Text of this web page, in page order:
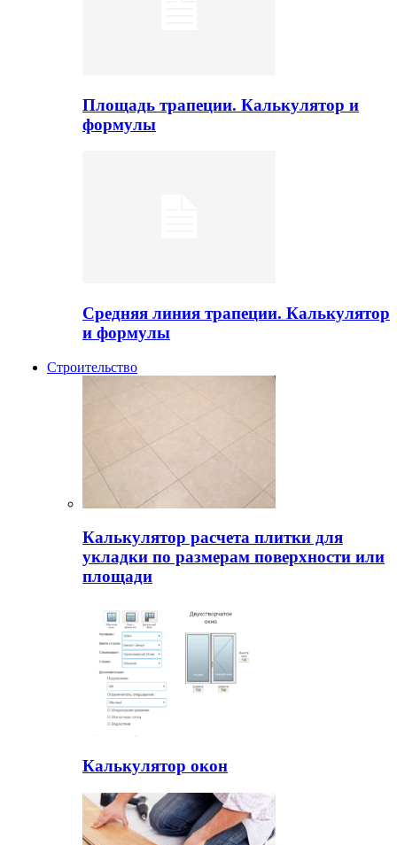
Площадь трапеции. Калькулятор и
формулы
Средняя линия трапеции. Калькулятор
и формулы
Строительство
Калькулятор расчета плитки для
укладки по размерам поверхности или
площади
Калькулятор окон